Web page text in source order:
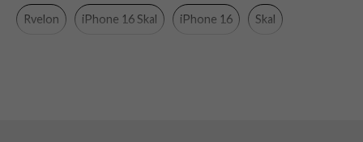
Färg
Rvelon iPhone 16 Skal iPhone 16 Skal